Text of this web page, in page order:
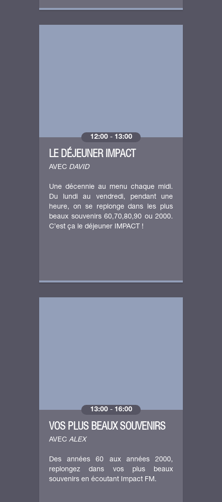
12:00- 13:00
LE DÉJEUNER IMPACT
AVEC DAVID
Une décennie au menu chaque midi.
Du lundi au vendredi, pendant une
heure, on se replonge dans les plus
beaux souvenirs 60,70,80,90 ou 2000.
C’est ça le déjeuner IMPACT !
13:00- 16:00
VOS PLUS BEAUX SOUVENIRS
AVEC ALEX
Des années 60 aux années 2000,
replongez dans vos plus beaux
souvenirs en écoutant Impact FM.